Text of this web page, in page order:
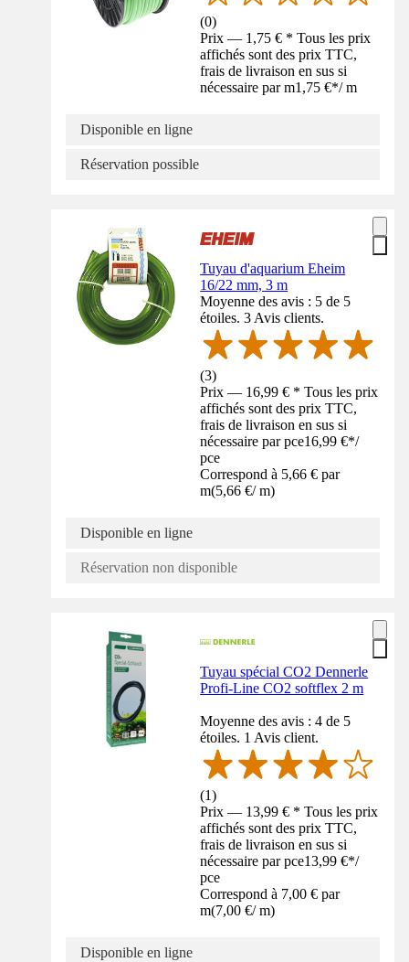
(0)
Prix — 1,75 € * Tous les prix
affichés sont des prix TTC,
frais de livraison en sus si
nécessaire par m1,75 €*/ m
Disponible en ligne
Réservation possible
Tuyau d'aquarium Eheim
16/22 mm, 3 m
Moyenne des avis : 5 de 5
étoiles. 3 Avis clients.
(3)
Prix — 16,99 € * Tous les prix
affichés sont des prix TTC,
frais de livraison en sus si
nécessaire par pce16,99 €*/
pce
Correspond à 5,66 € par
m(5,66 €/ m)
Disponible en ligne
Réservation non disponible
Tuyau spécial CO2 Dennerle
Profi-Line CO2 softflex 2 m
Moyenne des avis : 4 de 5
étoiles. 1 Avis client.
(1)
Prix — 13,99 € * Tous les prix
affichés sont des prix TTC,
frais de livraison en sus si
nécessaire par pce13,99 €*/
pce
Correspond à 7,00 € par
m(7,00 €/ m)
Disponible en ligne